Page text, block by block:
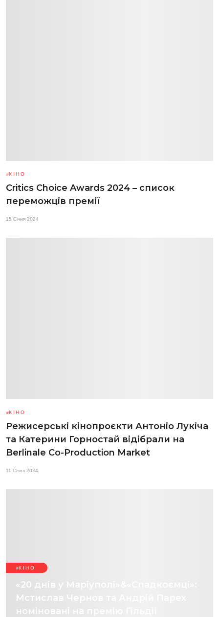
КІНО
Critics Choice Awards 2024 – список
переможців премії
15 Січня 2024
КІНО
Режисерські кінопроєкти Антоніо Лукіча
та Катерини Горностай відібрали на
Berlinale Co-Production Market
11 Січня 2024
КІНО
«20 днів у Маріуполі»&«Спадкоємці»:
Мстислав Чернов та Андрій Парех
номіновані на премію Гільдії